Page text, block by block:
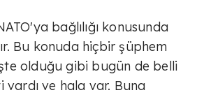
bağlılığı konusunda
Bu konuda hiçbir şüphem
olduğu gibi bugün de belli
ve hala var. Buna